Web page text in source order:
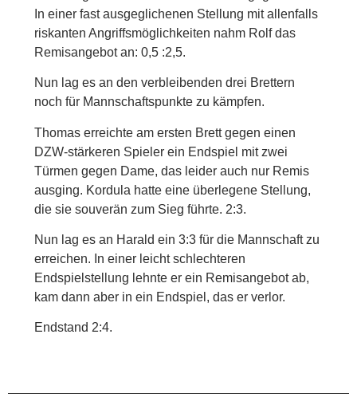
In einer fast ausgeglichenen Stellung mit allenfalls
riskanten Angriffsmöglichkeiten nahm Rolf das
Remisangebot an: 0,5 :2,5.
Nun lag es an den verbleibenden drei Brettern
noch für Mannschaftspunkte zu kämpfen.
Thomas erreichte am ersten Brett gegen einen
DZW-stärkeren Spieler ein Endspiel mit zwei
Türmen gegen Dame, das leider auch nur Remis
ausging. Kordula hatte eine überlegene Stellung,
die sie souverän zum Sieg führte. 2:3.
Nun lag es an Harald ein 3:3 für die Mannschaft zu
erreichen. In einer leicht schlechteren
Endspielstellung lehnte er ein Remisangebot ab,
kam dann aber in ein Endspiel, das er verlor.
Endstand 2:4.